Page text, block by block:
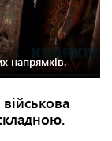
напрямків.